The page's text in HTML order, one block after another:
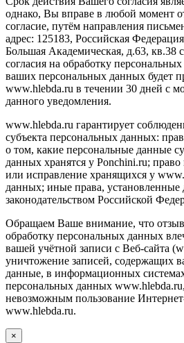
однако, Вы вправе в любой момент
согласие, путём направления
адрес: 125183, Российская
Большая Академическая, д.63, кв.38
согласия на обработку
ваших персональных данных будет
www.hlebda.ru в течении 30 дней с
данного уведомления.
www.hlebda.ru гарантирует
субъекта персональных данных:
о том, какие персональные данные
данных хранятся у Ponchini.ru;
или исправление хранящихся у
данных; иные права,
законодательством Российской
Обращаем Ваше внимание, что отзыв
обработку персональных данных
вашей учётной записи с Веб-сайта
уничтожение записей, содержащих
данные, в информационных
персональных данных
невозможным пользование
www.hlebda.ru.
×